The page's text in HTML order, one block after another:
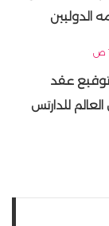
الدوليين
توقيع عقد
للدارتس